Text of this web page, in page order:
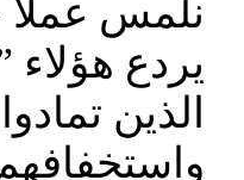
نلمس عملا
يردع هؤلاء
الذين